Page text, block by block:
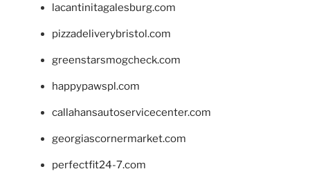
lacantinitagalesburg.com
pizzadeliverybristol.com
greenstarsmogcheck.com
happypawspl.com
callahansautoservicecenter.com
georgiascornermarket.com
perfectfit24-7.com